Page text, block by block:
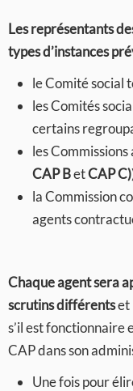
Les représentants
types d’instances
le Comité social
les Comités
certains
les
CAP BetCAP C)
la Commission
agents
Chaque agent sera
scrutins différentset
s’il est fonctionnaire
CAP dans son
Une fois pour